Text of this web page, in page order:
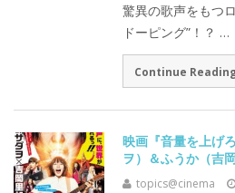
驚異の歌声をもつ
ドーピング”！？ …
Continue
映画『音量を上げ
ヲ）＆ふうか（吉
topics@cinema